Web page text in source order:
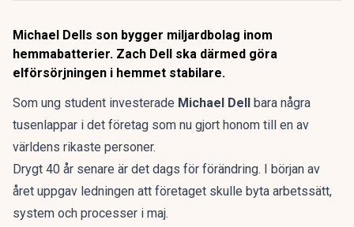
Michael Dells son bygger miljardbolag inom
hemmabatterier. Zach Dell ska därmed göra
elförsörjningen i hemmet stabilare.
Som ung student investerade Michael Dell bara några
tusenlappar i det företag som nu gjort honom till en av
världens rikaste personer.
Drygt 40 år senare är det dags för förändring. I början av
året uppgav ledningen att företaget skulle byta arbetssätt,
system och processer i maj.